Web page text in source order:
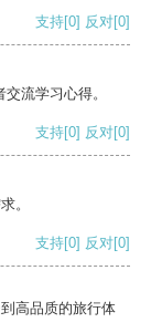
支持[0] 反对[0]
流学习心得。
支持[0] 反对[0]
。
支持[0] 反对[0]
高品质的旅行体